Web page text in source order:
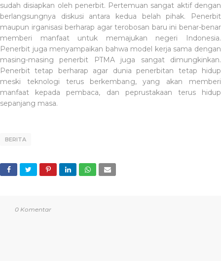
sudah disiapkan oleh penerbit. Pertemuan sangat aktif dengan
berlangsungnya diskusi antara kedua belah pihak. Penerbit
maupun irganisasi berharap agar terobosan baru ini benar-benar
memberi manfaat untuk memajukan negeri Indonesia.
Penerbit juga menyampaikan bahwa model kerja sama dengan
masing-masing penerbit PTMA juga sangat dimungkinkan.
Penerbit tetap berharap agar dunia penerbitan tetap hidup
meski teknologi terus berkembang, yang akan memberi
manfaat kepada pembaca, dan peprustakaan terus hidup
sepanjang masa.
BERITA
0 Komentar